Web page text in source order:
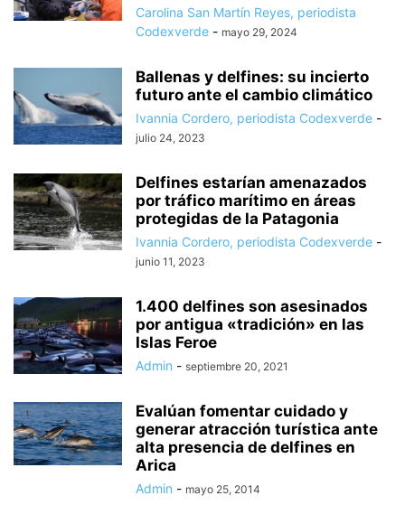
Carolina San Martín Reyes, periodista
Codexverde - mayo 29, 2024
Ballenas y delfines: su incierto
futuro ante el cambio climático
Ivannia Cordero, periodista Codexverde -
julio 24, 2023
Delfines estarían amenazados
por tráfico marítimo en áreas
protegidas de la Patagonia
Ivannia Cordero, periodista Codexverde -
junio 11, 2023
1.400 delfines son asesinados
por antigua «tradición» en las
Islas Feroe
Admin - septiembre 20, 2021
Evalúan fomentar cuidado y
generar atracción turística ante
alta presencia de delfines en
Arica
Admin - mayo 25, 2014